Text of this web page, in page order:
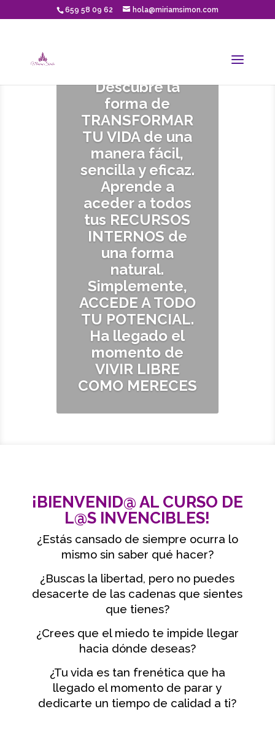
659 58 09 62 hola@miriamsimon.com
Descubre la
forma de
TRANSFORMAR
TU VIDA de una
manera fácil,
sencilla y eficaz.
Aprende a
aceder a todos
tus RECURSOS
INTERNOS de
una forma
natural.
Simplemente,
ACCEDE A TODO
TU POTENCIAL.
Ha llegado el
momento de
VIVIR LIBRE
COMO MERECES
¡BIENVENID@ AL CURSO DE
L@S INVENCIBLES!
¿Estás cansado de siempre ocurra lo
mismo sin saber qué hacer?
¿Buscas la libertad, pero no puedes
desacerte de las cadenas que sientes
que tienes?
¿Crees que el miedo te impide llegar
hacia dónde deseas?
¿Tu vida es tan frenética que ha
llegado el momento de parar y
dedicarte un tiempo de calidad a ti?